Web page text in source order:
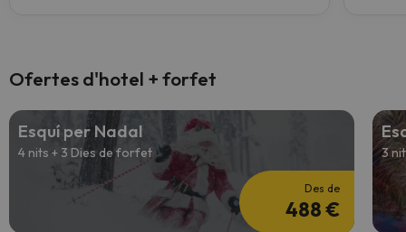
Ofertes d'hotel + forfet
Esquí per Nadal
4 nits + 3 Dies de forfet
Des de
488 €
3